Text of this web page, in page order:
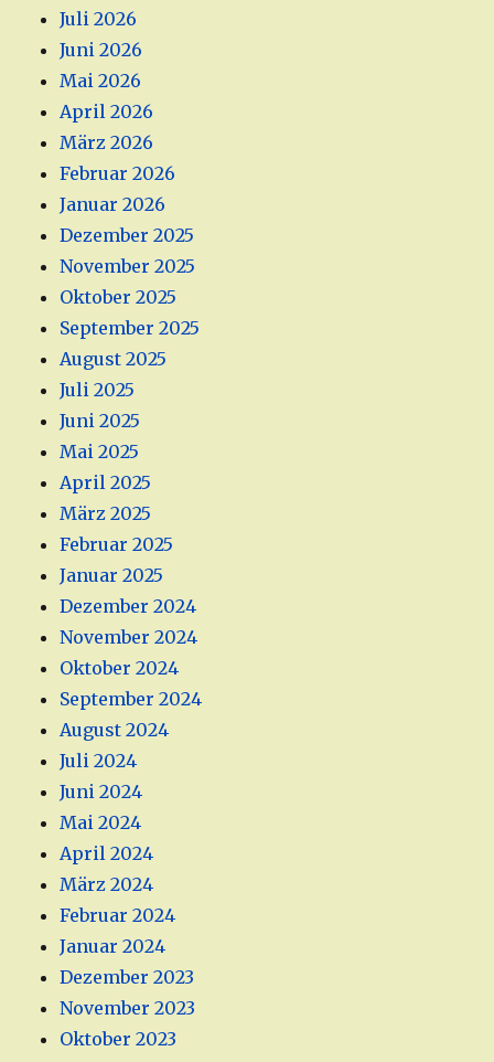
Juli 2026
Juni 2026
Mai 2026
April 2026
März 2026
Februar 2026
Januar 2026
Dezember 2025
November 2025
Oktober 2025
September 2025
August 2025
Juli 2025
Juni 2025
Mai 2025
April 2025
März 2025
Februar 2025
Januar 2025
Dezember 2024
November 2024
Oktober 2024
September 2024
August 2024
Juli 2024
Juni 2024
Mai 2024
April 2024
März 2024
Februar 2024
Januar 2024
Dezember 2023
November 2023
Oktober 2023